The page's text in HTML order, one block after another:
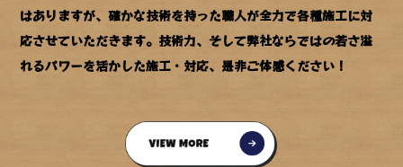
はありますが、確かな技術を持った職人が全力で各種施工に対
応させていただきます。技術力、そして弊社ならではの若さ溢
れるパワーを活かした施工・対応、是非ご体感ください！